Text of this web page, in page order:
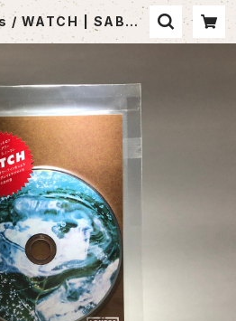
/ WATCH | SABOT
セレクトCDショップ)